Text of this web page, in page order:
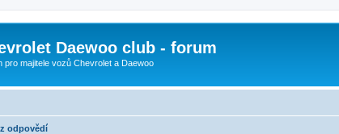
Daewoo club - forum
pro majitele vozů Chevrolet a Daewoo
odpovědí